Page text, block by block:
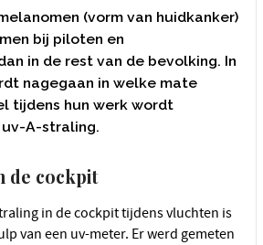
(vorm van huidkanker)
bij piloten en
in de rest van de bevolking. In
nagegaan in welke mate
tijdens hun werk wordt
A-straling.
de cockpit
van een uv-meter. Er werd gemeten